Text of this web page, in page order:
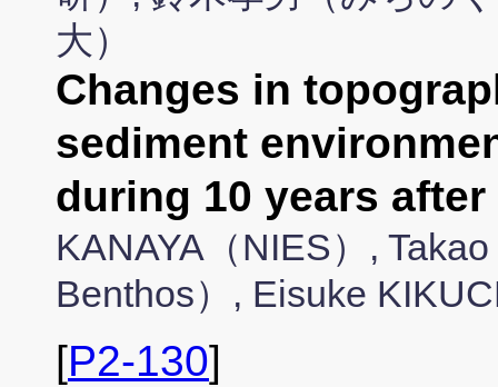
大）
Changes in
sediment
during 10 years
KANAYA（NIES）,
Benthos）, Eisuke
[P2-130]